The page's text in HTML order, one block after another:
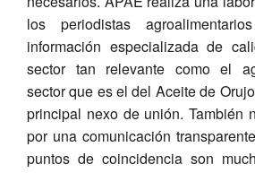
los periodistas
información especializada de
sector tan relevante como el
sector que es el del Aceite de
principal nexo de unión. También
por una comunicación
puntos de coincidencia son